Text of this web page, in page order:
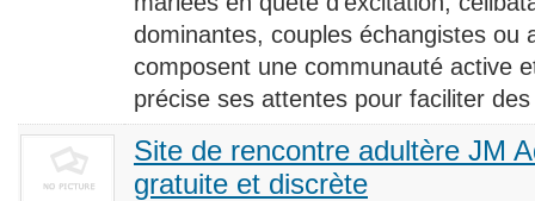
dominantes, couples échangistes ou
composent une communauté active
précise ses attentes pour faciliter
Site de rencontre adultère JM
gratuite et discrète